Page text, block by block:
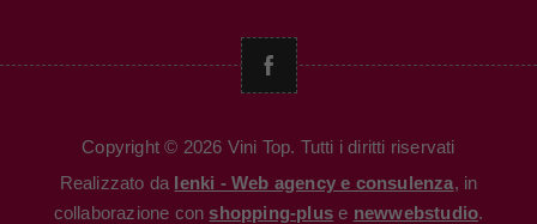
Copyright © 2026 Vini Top. Tutti i diritti riservati
Realizzato da Ienki - Web agency e consulenza, in
collaborazione con shopping-plus e newwebstudio.